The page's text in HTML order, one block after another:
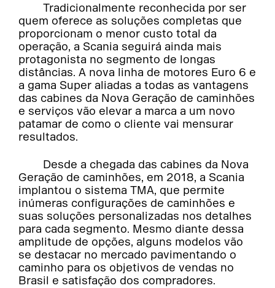
Tradicionalmente reconhecida por ser
quem oferece as soluções completas que
proporcionam o menor custo total da
operação, a Scania seguirá ainda mais
protagonista no segmento de longas
distâncias. A nova linha de motores Euro 6 e
a gama Super aliadas a todas as vantagens
das cabines da Nova Geração de caminhões
e serviços vão elevar a marca a um novo
patamar de como o cliente vai mensurar
resultados.
Desde a chegada das cabines da Nova
Geração de caminhões, em 2018, a Scania
implantou o sistema TMA, que permite
inúmeras configurações de caminhões e
suas soluções personalizadas nos detalhes
para cada segmento. Mesmo diante dessa
amplitude de opções, alguns modelos vão
se destacar no mercado pavimentando o
caminho para os objetivos de vendas no
Brasil e satisfação dos compradores.